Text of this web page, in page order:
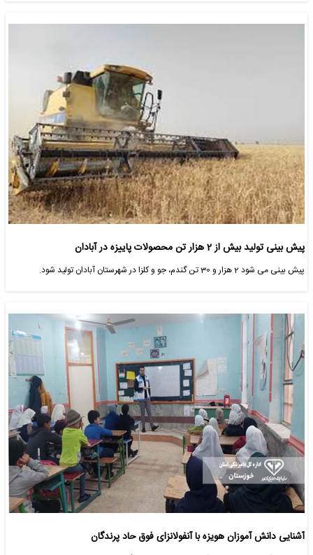
پیش بینی تولید بیش از 2 هزار تن محصولات پاییزه در آبادان
پیش بینی می شود 2 هزار و 30 تن گندم، جو و کلزا در شهرستان آبادان تولید شود.
آشنایی دانش آموزان هویزه با آنفولانزای فوق حاد پرندگان